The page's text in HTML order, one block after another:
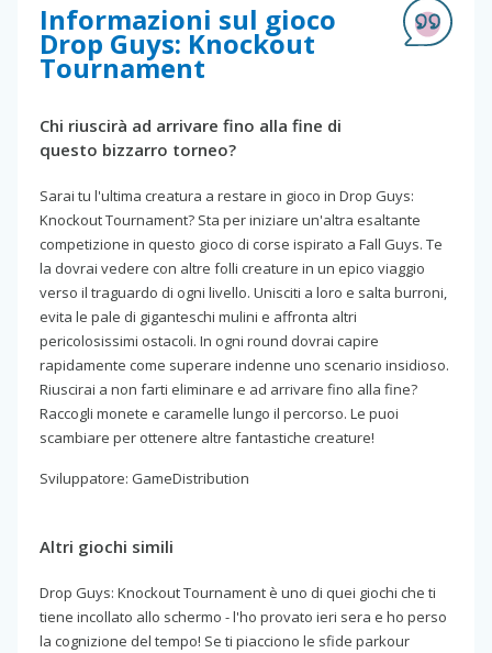
Informazioni sul gioco
Drop Guys: Knockout
Tournament
Chi riuscirà ad arrivare fino alla fine di
questo bizzarro torneo?
Sarai tu l'ultima creatura a restare in gioco in Drop Guys:
Knockout Tournament? Sta per iniziare un'altra esaltante
competizione in questo gioco di corse ispirato a Fall Guys. Te
la dovrai vedere con altre folli creature in un epico viaggio
verso il traguardo di ogni livello. Unisciti a loro e salta burroni,
evita le pale di giganteschi mulini e affronta altri
pericolosissimi ostacoli. In ogni round dovrai capire
rapidamente come superare indenne uno scenario insidioso.
Riuscirai a non farti eliminare e ad arrivare fino alla fine?
Raccogli monete e caramelle lungo il percorso. Le puoi
scambiare per ottenere altre fantastiche creature!
Sviluppatore: GameDistribution
Altri giochi simili
Drop Guys: Knockout Tournament è uno di quei giochi che ti
tiene incollato allo schermo - l'ho provato ieri sera e ho perso
la cognizione del tempo! Se ti piacciono le sfide parkour